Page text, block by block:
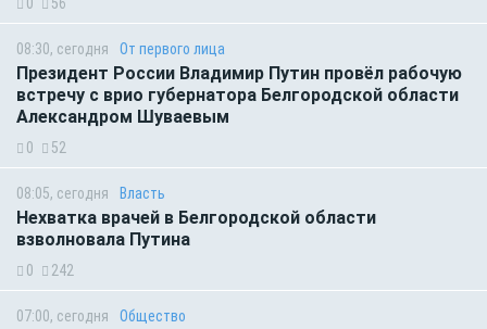
08:30, сегодня От первого лица
Президент России Владимир Путин провёл рабочую
встречу с врио губернатора Белгородской области
Александром Шуваевым
0 52
08:05, сегодня Власть
Нехватка врачей в Белгородской области
взволновала Путина
0 242
07:00, сегодня Общество